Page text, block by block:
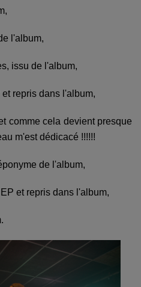
l'album,
issu de l'album,
repris dans l'album,
comme cela devient presque
m'est dédicacé !!!!!!
de l'album,
et repris dans l'album,